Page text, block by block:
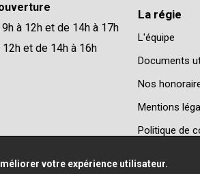
à 12h et de 14h à 17h
et de 14h à 16h
La régie
L'équipe
Documents
Nos
Mentions
Politique de
votre expérience utilisateur.